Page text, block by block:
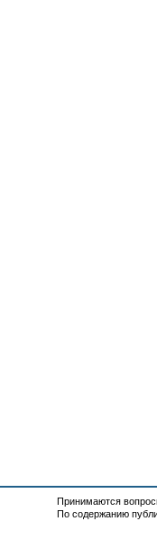
Принимаются
По содержанию